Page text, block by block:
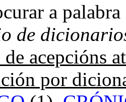
a palabra
de
acepcións
por